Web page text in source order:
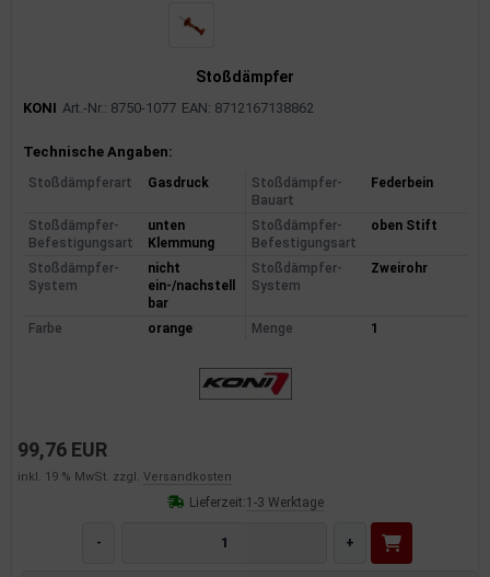
Stoßdämpfer
KONI Art.-Nr.: 8750-1077 EAN: 8712167138862
Produktinformationen
Technische Angaben:
Stoßdämpferart Gasdruck
Stoßdämpfer-
Bauart
Federbein
Stoßdämpfer-
Befestigungsart
unten
Klemmung
Stoßdämpfer-
Befestigungsart
oben Stift
Stoßdämpfer-
System
nicht
ein-/nachstell
bar
Stoßdämpfer-
System
Zweirohr
Farbe orange Menge 1
99,76 EUR
inkl. 19 % MwSt. zzgl. Versandkosten
Lieferzeit:1-3 Werktage
- +